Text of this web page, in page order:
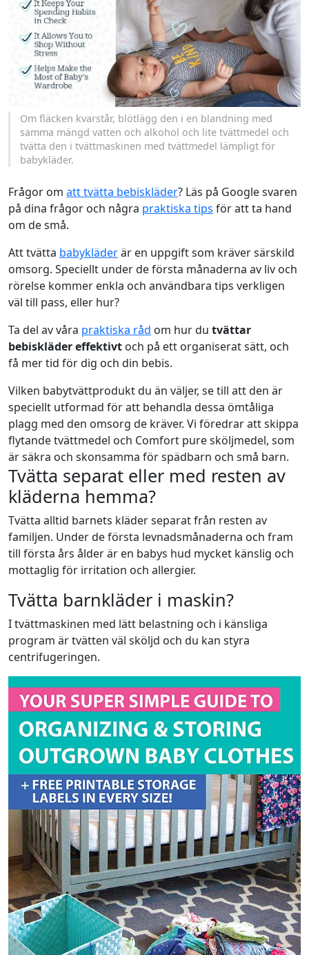
Om fläcken kvarstår, blötlägg den i en blandning med
samma mängd vatten och alkohol och lite tvättmedel och
tvätta den i tvättmaskinen med tvättmedel lämpligt för
babykläder.
Frågor om att tvätta bebiskläder? Läs på Google svaren
på dina frågor och några praktiska tips för att ta hand
om de små.
Att tvätta babykläderär en uppgift som kräver särskild
omsorg. Speciellt under de första månaderna av liv och
rörelse kommer enkla och användbara tips verkligen
väl till pass, eller hur?
Ta del av våra praktiska råd om hur du tvättar
bebiskläder effektivt och på ett organiserat sätt, och
få mer tid för dig och din bebis.
Vilken babytvättprodukt du än väljer, se till att den är
speciellt utformad för att behandla dessa ömtåliga
plagg med den omsorg de kräver. Vi föredrar att skippa
flytande tvättmedel och Comfort puresköljmedel, som
är säkra och skonsamma för spädbarn och små barn.
Tvätta separat eller med resten av
kläderna hemma?
Tvätta alltid barnets kläder separat från resten av
familjen. Under de första levnadsmånaderna och fram
till första års ålder är en babys hud mycket känslig och
mottaglig för irritation och allergier.
Tvätta barnkläder i maskin?
I tvättmaskinen med lätt belastning och i känsliga
program är tvätten väl sköljd och du kan styra
centrifugeringen.